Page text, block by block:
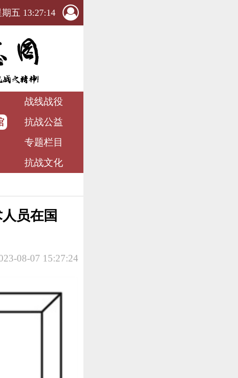
五 13:27:15
战线战役
抗战公益
专题栏目
抗战文化
员在国
08-07 15:27:24